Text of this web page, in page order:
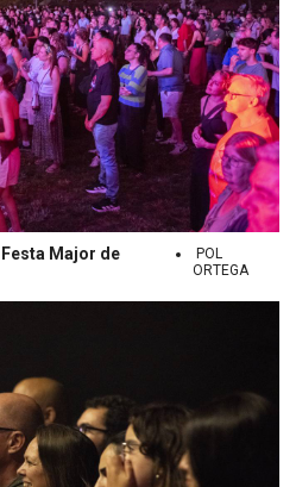
Major de
POL
ORTEGA